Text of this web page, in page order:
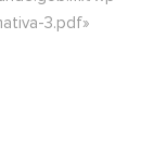
3.pdf»